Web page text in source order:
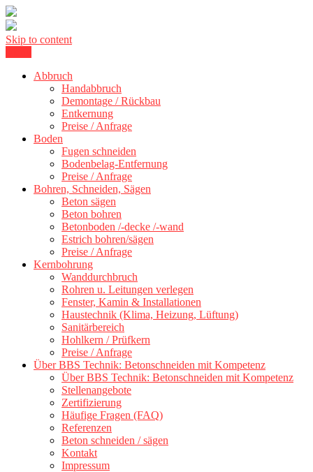
Skip to content
BBS Technik GmbH
300 kmAbbruch
Handabbruch
Demontage / Rückbau
Entkernung
Preise / Anfrage
Boden
Fugen schneiden
Bodenbelag-Entfernung
Preise / Anfrage
Bohren, Schneiden, Sägen
Beton sägen
Beton bohren
Betonboden /-decke /-wand
Estrich bohren/sägen
Preise / Anfrage
Kernbohrung
Wanddurchbruch
Rohren u. Leitungen verlegen
Fenster, Kamin & Installationen
Haustechnik (Klima, Heizung, Lüftung)
Sanitärbereich
Hohlkern / Prüfkern
Preise / Anfrage
Über BBS Technik: Betonschneiden mit Kompetenz
Über BBS Technik: Betonschneiden mit Kompetenz
Stellenangebote
Zertifizierung
Häufige Fragen (FAQ)
Referenzen
Beton schneiden / sägen
Kontakt
Impressum